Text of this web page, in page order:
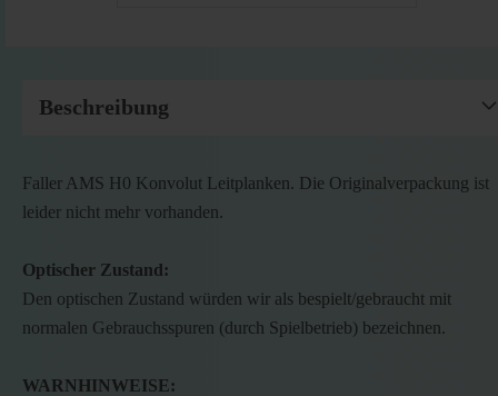
Beschreibung
Faller AMS H0 Konvolut Leitplanken. Die Originalverpackung ist
leider nicht mehr vorhanden.
Optischer Zustand:
Den optischen Zustand würden wir als bespielt/gebraucht mit
normalen Gebrauchsspuren (durch Spielbetrieb) bezeichnen.
WARNHINWEISE: